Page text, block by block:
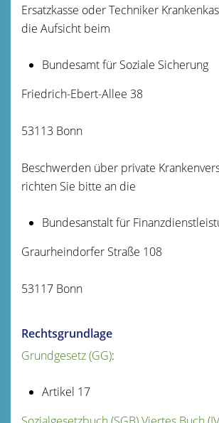
Ersatzkasse oder Techniker
die Aufsicht beim
Bundesamt für Soziale Sicherung
Friedrich-Ebert-Allee 38
53113 Bonn
Beschwerden über private
richten Sie bitte an die
Bundesanstalt für
Graurheindorfer Straße 108
53117 Bonn
Rechtsgrundlage
Grundgesetz (GG):
Artikel 17